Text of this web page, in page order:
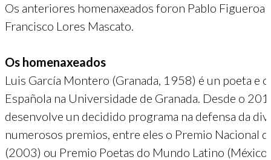
Os anteriores homenaxeados foron Pablo
Francisco Lores Mascato.
Os homenaxeados
Luis García Montero (Granada, 1958) é un poeta
Española na Universidade de Granada. Desde o
desenvolve un decidido programa na defensa da
numerosos premios, entre eles o Premio Nacional
(2003) ou Premio Poetas do Mundo Latino